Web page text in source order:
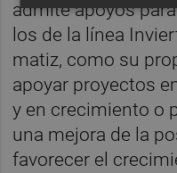
admite apoyos
los de la línea
matiz, como su
apoyar proyectos
y en crecimiento o
una mejora de la
favorecer el